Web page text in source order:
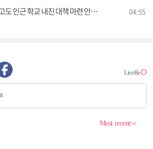
내진 대책 마련 안하는 정부? [정책 바로보기] 04:55